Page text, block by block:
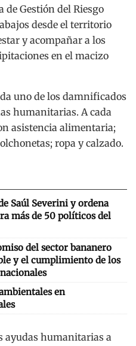
de Gestión del Riesgo
desde el territorio
y acompañar a los
en el macizo
uno de los damnificados
humanitarias. A cada
asistencia alimentaria;
ropa y calzado.
Saúl Severini y ordena
más de 50 políticos del
del sector bananero
y el cumplimiento de los
en
ayudas humanitarias a